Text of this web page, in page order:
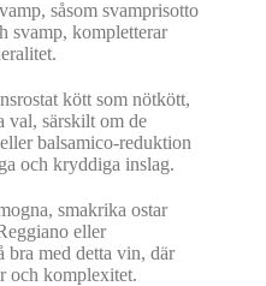
såsom svamprisotto
svamp, kompletterar
kött som nötkött,
val, särskilt om de
balsamico-reduktion
och kryddiga inslag.
smakrika ostar
eller
bra med detta vin, där
och komplexitet.